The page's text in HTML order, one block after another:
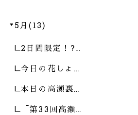
5月(13)
2日間限定！?…
今日の花しょ…
本日の高瀬裏…
「第33回高瀬…